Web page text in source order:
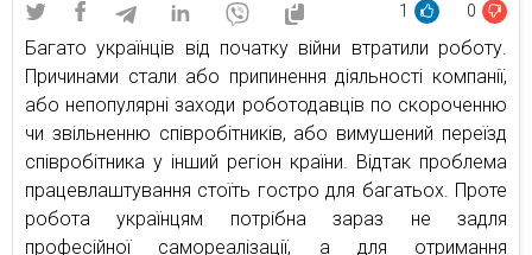
1 0
Багато українців від початку війни втратили роботу.
Причинами стали або припинення діяльності компанії,
або непопулярні заходи роботодавців по скороченню
чи звільненню співробітників, або вимушений переїзд
співробітника у інший регіон країни. Відтак проблема
працевлаштування стоїть гостро для багатьох. Проте
робота українцям потрібна зараз не задля
професійної самореалізації, а для отримання